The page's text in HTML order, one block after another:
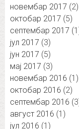
новембар 2017 (2)
октобар 2017 (5)
септембар 2017
јул 2017 (3)
јун 2017 (5)
мај 2017 (3)
новембар 2016 (1)
октобар 2016 (2)
септембар 2016
август 2016 (1)
јул 2016 (1)